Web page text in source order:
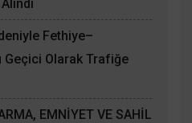
Fethiye–
Olarak Trafiğe
EMNİYET VE SAHİL